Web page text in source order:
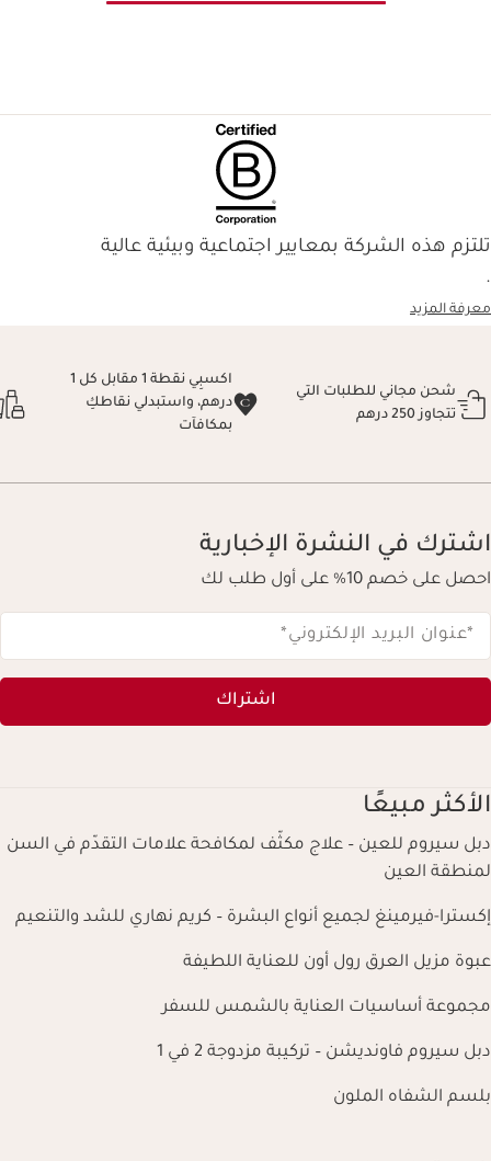
تلتزم هذه الشركة بمعايير اجتماعية وبيئية عالية
.
معرفة المزيد
شحن مجاني للطلبات التي
تتجاوز 250 درهم
اكسبِي نقطة 1 مقابل كل 1
درهم، واستبدلي نقاطكِ
بمكافآت
اشترك في النشرة الإخبارية
احصل على خصم 10% على أول طلب لك
*عنوان البريد الإلكتروني*
اشتراك
الأكثر مبيعًا
دبل سيروم للعين – علاج مكثّف لمكافحة علامات التقدّم في السن
لمنطقة العين
إكسترا-فيرمينغ لجميع أنواع البشرة – كريم نهاري للشد والتنعيم
عبوة مزيل العرق رول أون للعناية اللطيفة
مجموعة أساسيات العناية بالشمس للسفر
دبل سيروم فاونديشن – تركيبة مزدوجة 2 في 1
بلسم الشفاه الملون